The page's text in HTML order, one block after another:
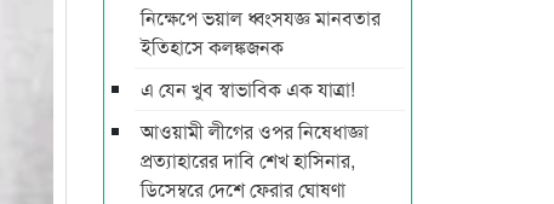
নিক্ষেপে ভয়াল ধ্বংসযজ্ঞ মানবতার
ইতিহাসে কলঙ্কজনক
এ যেন খুব স্বাভাবিক এক যাত্রা!
আওয়ামী লীগের ওপর নিষেধাজ্ঞা
প্রত্যাহারের দাবি শেখ হাসিনার,
ডিসেম্বরে দেশে ফেরার ঘোষণা